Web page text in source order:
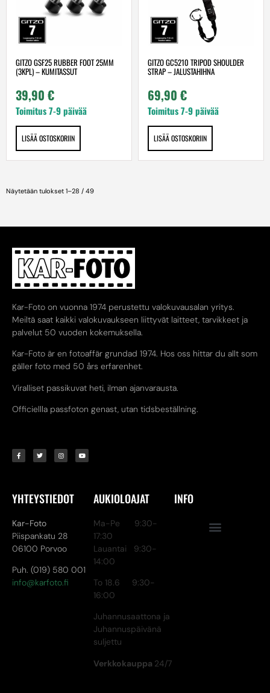
GITZO GSF25 RUBBER FOOT 25MM
(3KPL) – KUMITASSUT
39,90 €
Toimitus 7-9 päivää
LISÄÄ OSTOSKORIIN
GITZO GC5210 TRIPOD SHOULDER
STRAP – JALUSTAHIHNA
69,90 €
Toimitus 7-9 päivää
LISÄÄ OSTOSKORIIN
Näytetään tulokset 1–28 / 49
Kar-Foto on vuonna 1974 perustettu valokuvausalan yritys.
Meiltä saat kaikki valokuvaukseen liittyvät laitteet, tarvikkeet ja
palvelut 50 vuoden kokemuksella.
Kar-Foto är en fotoaffär grundad 1974. Hos oss hittar du allt som
gäller foto med 50 års erfarenhet.
Viralliset passikuvat heti, ilman ajanvarausta.
Officiellla passfoton genast, utan tidsbeställning.
YHTEYSTIEDOT
Kar-Foto
Piispankatu 28
06100 Porvoo
Puh. (019) 580 001
info@karfoto.fi
AUKIOLOAJAT
Ma-Pe 9:30-
17:30
Lauantai 9:30-
14:00
To 18.6 9:30-
16:00
Juhannusaattona ja
Juhannuspäivänä
suljettu
Verkkokauppa 24/7
INFO